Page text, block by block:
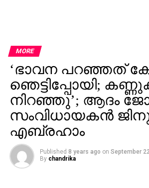
MORE
‘ഭാവന പറഞ്ഞത്
ഞെട്ടിപ്പോയി;
നിറഞ്ഞു’; ആദം
സംവിധായകന്‍
എബ്രഹാം
Published 8 years ago on September
By chandrika